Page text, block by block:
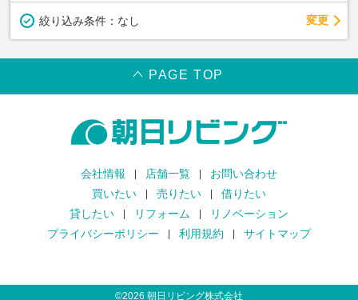
絞り込み条件： なし 変更
PAGE TOP
会社情報 店舗一覧
お問い合わせ
買いたい
売りたい
借りたい
貸したい
リフォーム
リノベーション
プライバシーポリシー
利用規約 サイトマップ
©2026 朝日リビング株式会社